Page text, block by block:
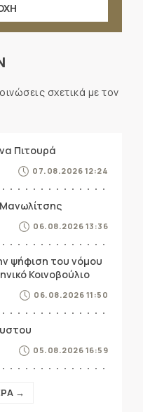
σχετικά με τον
Πιτουρά
07.08.2026 12:24
06.08.2026 13:36
ψήφιση του νόμου
Κοινοβούλιο
06.08.2026 11:50
05.08.2026 16:59
→